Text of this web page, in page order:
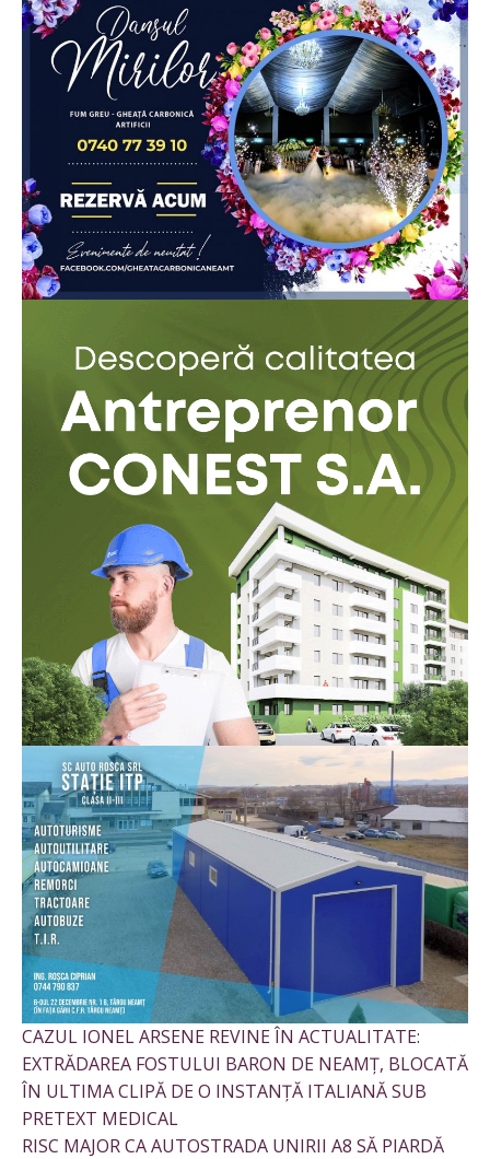
CAZUL IONEL ARSENE REVINE ÎN ACTUALITATE:
EXTRĂDAREA FOSTULUI BARON DE NEAMȚ, BLOCATĂ
ÎN ULTIMA CLIPĂ DE O INSTANȚĂ ITALIANĂ SUB
PRETEXT MEDICAL
RISC MAJOR CA AUTOSTRADA UNIRII A8 SĂ PIARDĂ